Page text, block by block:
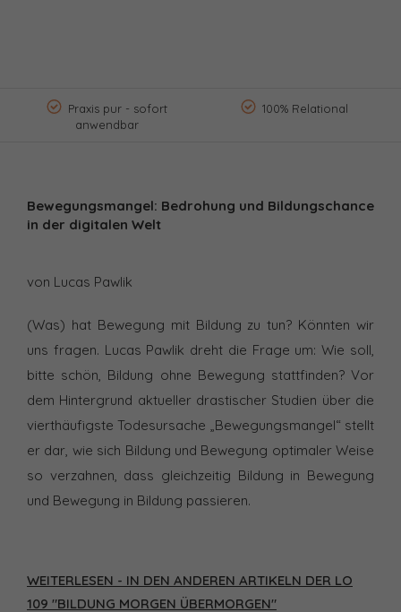
Praxis pur - sofort
anwendbar
100% Relational
Bewegungsmangel: Bedrohung und Bildungschance
in der digitalen Welt
von Lucas Pawlik
(Was) hat Bewegung mit Bildung zu tun? Könnten wir
uns fragen. Lucas Pawlik dreht die Frage um: Wie soll,
bitte schön, Bildung ohne Bewegung stattfinden? Vor
dem Hintergrund aktueller drastischer Studien über die
vierthäufigste Todesursache „Bewegungsmangel“ stellt
er dar, wie sich Bildung und Bewegung optimaler Weise
so verzahnen, dass gleichzeitig Bildung in Bewegung
und Bewegung in Bildung passieren.
WEITERLESEN - IN DEN ANDEREN ARTIKELN DER LO
109 "BILDUNG MORGEN ÜBERMORGEN"